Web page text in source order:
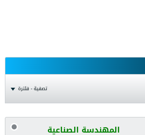
تصفية - فلترة
المهندسة الصناعية